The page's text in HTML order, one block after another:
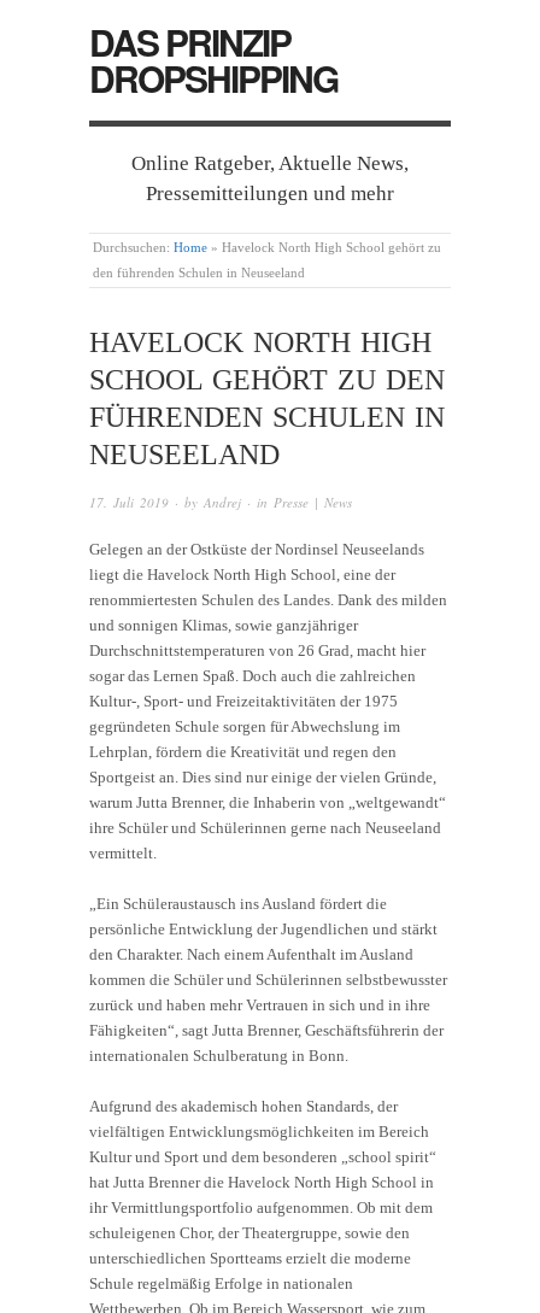
DAS PRINZIP
DROPSHIPPING
Online Ratgeber, Aktuelle News,
Pressemitteilungen und mehr
Durchsuchen: Home » Havelock North High School gehört zu
den führenden Schulen in Neuseeland
HAVELOCK NORTH HIGH
SCHOOL GEHÖRT ZU DEN
FÜHRENDEN SCHULEN IN
NEUSEELAND
17. Juli 2019 · by Andrej · in Presse | News
Gelegen an der Ostküste der Nordinsel Neuseelands
liegt die Havelock North High School, eine der
renommiertesten Schulen des Landes. Dank des milden
und sonnigen Klimas, sowie ganzjähriger
Durchschnittstemperaturen von 26 Grad, macht hier
sogar das Lernen Spaß. Doch auch die zahlreichen
Kultur-, Sport- und Freizeitaktivitäten der 1975
gegründeten Schule sorgen für Abwechslung im
Lehrplan, fördern die Kreativität und regen den
Sportgeist an. Dies sind nur einige der vielen Gründe,
warum Jutta Brenner, die Inhaberin von „weltgewandt“
ihre Schüler und Schülerinnen gerne nach Neuseeland
vermittelt.
„Ein Schüleraustausch ins Ausland fördert die
persönliche Entwicklung der Jugendlichen und stärkt
den Charakter. Nach einem Aufenthalt im Ausland
kommen die Schüler und Schülerinnen selbstbewusster
zurück und haben mehr Vertrauen in sich und in ihre
Fähigkeiten“, sagt Jutta Brenner, Geschäftsführerin der
internationalen Schulberatung in Bonn.
Aufgrund des akademisch hohen Standards, der
vielfältigen Entwicklungsmöglichkeiten im Bereich
Kultur und Sport und dem besonderen „school spirit“
hat Jutta Brenner die Havelock North High School in
ihr Vermittlungsportfolio aufgenommen. Ob mit dem
schuleigenen Chor, der Theatergruppe, sowie den
unterschiedlichen Sportteams erzielt die moderne
Schule regelmäßig Erfolge in nationalen
Wettbewerben. Ob im Bereich Wassersport, wie zum